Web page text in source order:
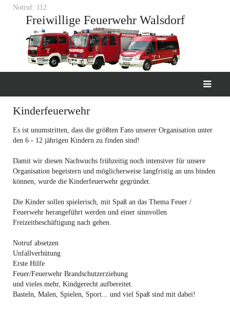
Notruf: 112
Freiwillige Feuerwehr Walsdorf
Kinderfeuerwehr
Es ist unumstritten, dass die größten Fans unserer Organisation unter
den 6 - 12 jährigen Kindern zu finden sind!
Damit wir diesen Nachwuchs frühzeitig noch intensiver für unsere
Organisation begeistern und möglicherweise langfristig an uns binden
können, wurde die Kinderfeuerwehr gegründet.
Die Kinder sollen spielerisch, mit Spaß an das Thema Feuer /
Feuerwehr herangeführt werden und einer sinnvollen
Freizeitbeschäftigung nach gehen.
Notruf absetzen
Unfallverhütung
Erste Hilfe
Feuer/Feuerwehr Brandschutzerziehung
und vieles mehr, Kindgerecht aufbereitet.
Basteln, Malen, Spielen, Sport... und viel Spaß sind mit dabei!